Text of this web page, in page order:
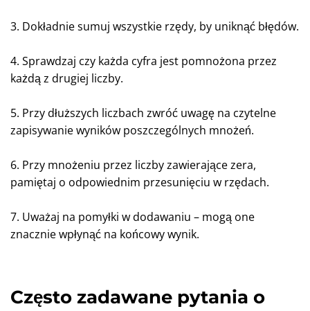
3. Dokładnie sumuj wszystkie rzędy, by uniknąć błędów.
4. Sprawdzaj czy każda cyfra jest pomnożona przez
każdą z drugiej liczby.
5. Przy dłuższych liczbach zwróć uwagę na czytelne
zapisywanie wyników poszczególnych mnożeń.
6. Przy mnożeniu przez liczby zawierające zera,
pamiętaj o odpowiednim przesunięciu w rzędach.
7. Uważaj na pomyłki w dodawaniu – mogą one
znacznie wpłynąć na końcowy wynik.
Często zadawane pytania o